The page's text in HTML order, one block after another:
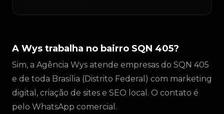
A Wys trabalha no bairro SQN 405?
Sim, a Agência Wys atende empresas do SQN 405
e de toda Brasília (Distrito Federal) com marketing
digital, criação de sites e SEO local. O contato é
pelo WhatsApp comercial.